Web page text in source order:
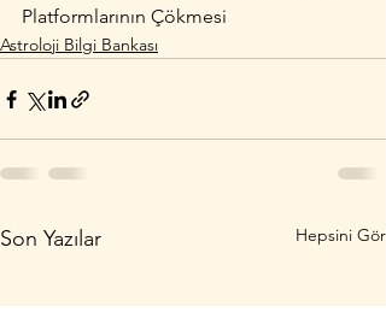
Platformlarının Çökmesi
Astroloji Bilgi Bankası
Son Yazılar Hepsini Gör